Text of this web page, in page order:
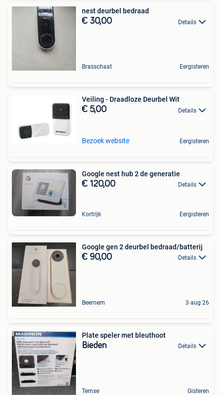
nest deurbel bedraad
€ 30,00 Details
Brasschaat Eergisteren
Veiling - Draadloze Deurbel Wit
€ 5,00 Details
Bezoek website Eergisteren
Google nest hub 2 de generatie
€ 120,00 Details
Kortrijk Eergisteren
Google gen 2 deurbel bedraad/batterij
€ 90,00 Details
Beernem 3 aug 26
Plate speler met bleuthoot
Bieden Details
Temse Gisteren